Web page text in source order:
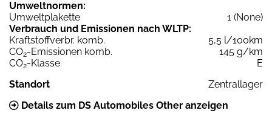
Umweltnormen:
Umweltplakette
1 (None)
Verbrauch und Emissionen nach WLTP:
Kraftstoffverbr. komb.
5,5 l/100km
CO2-Emissionen komb.
145 g/km
CO2-Klasse
E
Standort
Zentrallager
Details zum DS Automobiles Other anzeigen